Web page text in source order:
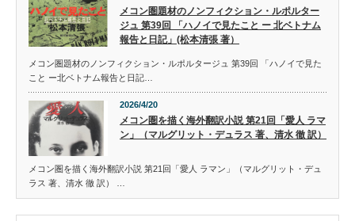
メコン圏題材のノンフィクション・ルポルター
ジュ 第39回 「ハノイで見たこと ー 北ベトナム
報告と日記」(松本清張 著）
メコン圏題材のノンフィクション・ルポルタージュ 第39回 「ハノイで見た
こと ー北ベトナム報告と日記…
2026/4/20
メコン圏を描く海外翻訳小説 第21回「愛人 ラマ
ン」（マルグリット・デュラス 著、清水 徹 訳）
メコン圏を描く海外翻訳小説 第21回「愛人 ラマン」（マルグリット・デュ
ラス 著、清水 徹 訳） …